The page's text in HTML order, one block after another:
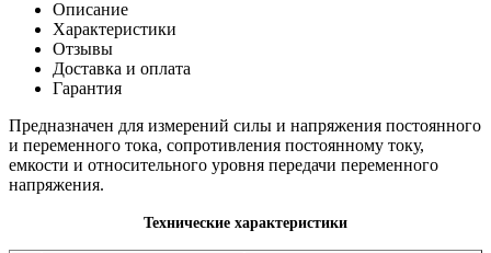
Описание
Характеристики
Отзывы
Доставка и оплата
Гарантия
Предназначен для измерений силы и напряжения постоянного
и переменного тока, сопротивления постоянному току,
емкости и относительного уровня передачи переменного
напряжения.
Технические характеристики